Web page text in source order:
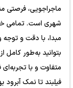
ماجراجویی، فرصتی
شهری است. تمامی
مبدا، با دقت و توجه
بتوانید به‌طور کامل
متفاوت و با
فیلبند تا نمک